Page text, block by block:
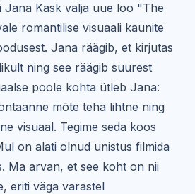
Jana Kask välja uue loo "The
romantilise visuaali kaunite
Jana räägib, et kirjutas
ning see räägib suurest
poole kohta ütleb Jana:
mõte teha lihtne ning
visuaal. Tegime seda koos
on alati olnud unistus filmida
Ma arvan, et see koht on nii
eriti väga varastel